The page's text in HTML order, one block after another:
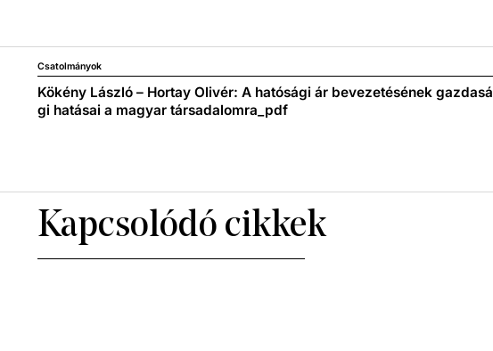
Csatolmányok
Kökény László – Hortay Olivér: A hatósági ár bevezetésének gazdasá
gi hatásai a magyar társadalomra_pdf
Kapcsolódó cikkek